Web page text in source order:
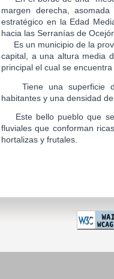
margen derecha,
estratégico en la Edad
hacia las Serranías de
Es un municipio de la
capital, a una altura media
principal el cual se
Tiene una superficie
habitantes y una densidad
Este bello pueblo que se
fluviales que conforman
hortalizas y frutales.